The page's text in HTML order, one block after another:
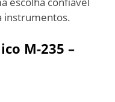
instrumentos.
M-235 –